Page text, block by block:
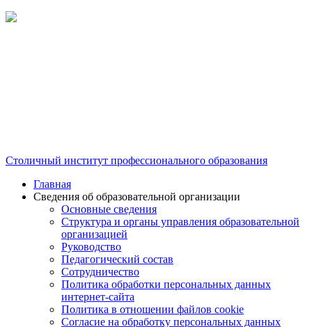
Столичный институт профессионального образования
Главная
Сведения об образовательной организации
Основные сведения
Структура и органы управления образовательной
организацией
Руководство
Педагогический состав
Сотрудничество
Политика обработки персональных данных
интернет-сайта
Политика в отношении файлов cookie
Согласие на обработку персональных данных